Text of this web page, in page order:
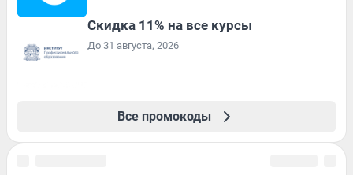
Скидка 11% на все курсы
До 31 августа, 2026
Все промокоды